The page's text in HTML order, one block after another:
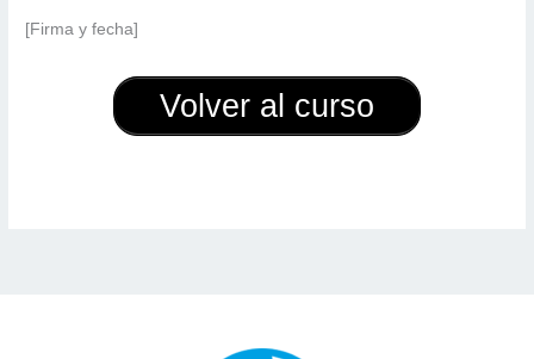
[Firma y fecha]
Volver al curso